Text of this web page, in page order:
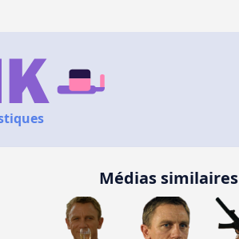
Médias similaires